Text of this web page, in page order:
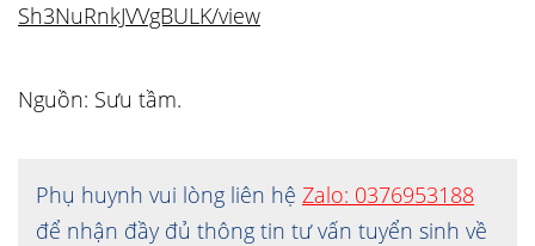
Sh3NuRnkJVVgBULK/view
Nguồn: Sưu tầm.
Phụ huynh vui lòng liên hệ Zalo: 0376953188
để nhận đầy đủ thông tin tư vấn tuyển sinh về